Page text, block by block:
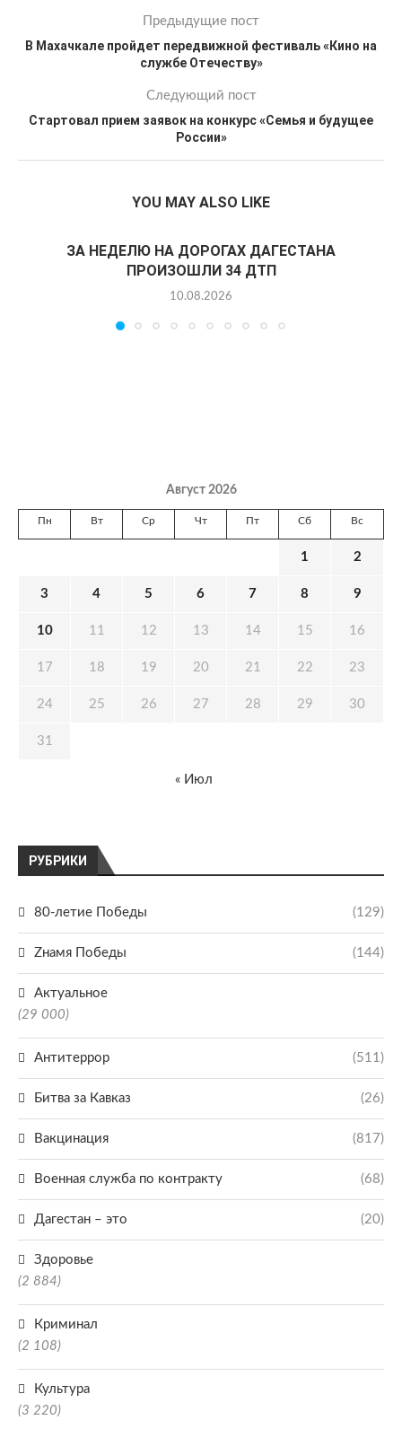
Предыдущие пост
В Махачкале пройдет передвижной фестиваль «Кино на
службе Отечеству»
Следующий пост
Стартовал прием заявок на конкурс «Семья и будущее
России»
YOU MAY ALSO LIKE
ЗА НЕДЕЛЮ НА ДОРОГАХ ДАГЕСТАНА
ПРОИЗОШЛИ 34 ДТП
10.08.2026
РУБРИКИ
80-летие Победы (129)
Zнамя Победы (144)
Актуальное
(29 000)
Антитеррор (511)
Битва за Кавказ (26)
Вакцинация (817)
Военная служба по контракту (68)
Дагестан – это (20)
Здоровье
(2 884)
Криминал
(2 108)
Культура
(3 220)
Август 2026
Пн Вт Ср Чт Пт Сб Вс
1 2
3 4 5 6 7 8 9
10 11 12 13 14 15 16
17 18 19 20 21 22 23
24 25 26 27 28 29 30
31
« Июл